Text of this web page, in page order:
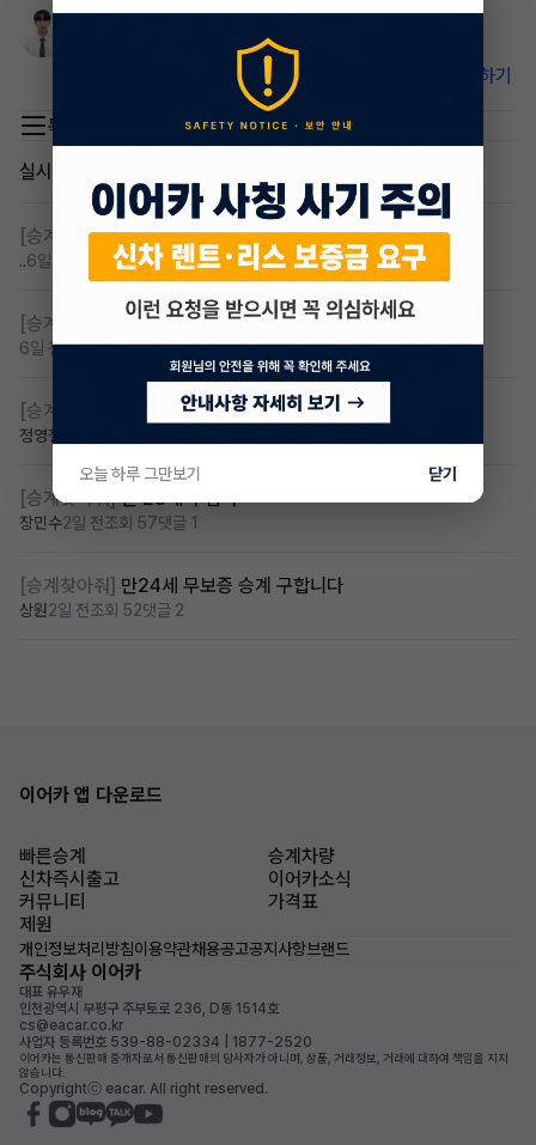
김정우매니저
비밀 댓글입니다. 이어카 앱에서 확인하세요. 앱 설치하기
목록 이동
실시간 인기글
[승계찾아줘] 무심사 무보증 만21세 전기차 승계,2운전자
..6일 전 조회 123댓글 4
[승계찾아줘] 무보증 무심사 전기차 승계 알아봅니다
6일 전조회 97댓글 1
[승계찾아줘] 무심사 차량구해요
정영철
[승계찾아줘] 만 23세 무심사
장민수2일 전조회 57댓글 1
[승계찾아줘] 만24세 무보증 승계 구합니다
상원2일 전조회 52댓글 2
이어카 앱 다운로드
빠른승계
승계차량
신차즉시출고
이어카소식
커뮤니티
가격표
제원
개인정보처리방침이용약관채용공고공지사항브랜드
주식회사 이어카
대표 유우재
인천광역시 부평구 주부토로 236, D동 1514호
cs@eacar.co.kr
사업자 등록번호 539-88-02334 | 1877-2520
이어카는 통신판매 중개자로서 통신판매의 당사자가 아니며, 상품, 거래정보, 거래에 대하여 책임을 지지
않습니다.
Copyrightⓒ eacar. All right reserved.
오늘 하루 그만보기 닫기